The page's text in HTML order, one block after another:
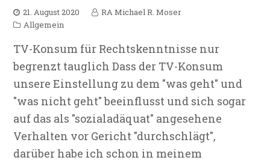
21. August 2020
RA Michael R. Moser
Allgemein
TV-Konsum für Rechtskenntnisse nur
begrenzt tauglich Dass der TV-Konsum
unsere Einstellung zu dem "was geht" und
"was nicht geht" beeinflusst und sich sogar
auf das als "sozialadäquat" angesehene
Verhalten vor Gericht "durchschlägt",
darüber habe ich schon in meinem